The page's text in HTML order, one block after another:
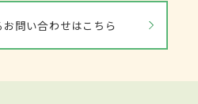
問い合わせはこちら